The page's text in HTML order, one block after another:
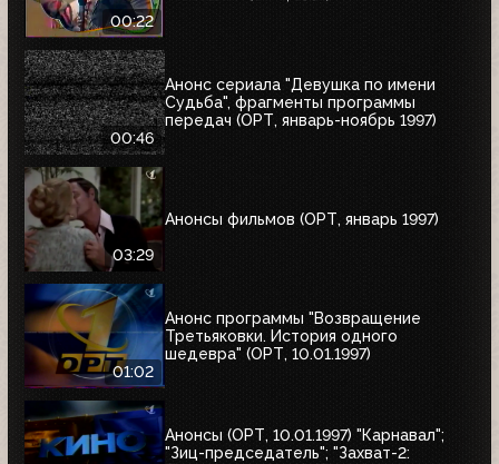
00:22
00:46
Анонс сериала "Девушка по имени
Судьба", фрагменты программы
передач (ОРТ, январь-ноябрь 1997)
03:29
Анонсы фильмов (ОРТ, январь 1997)
01:02
Анонс программы "Возвращение
Третьяковки. История одного
шедевра" (ОРТ, 10.01.1997)
Анонсы (ОРТ, 10.01.1997) "Карнавал";
"Зиц-председатель"; "Захват-2: